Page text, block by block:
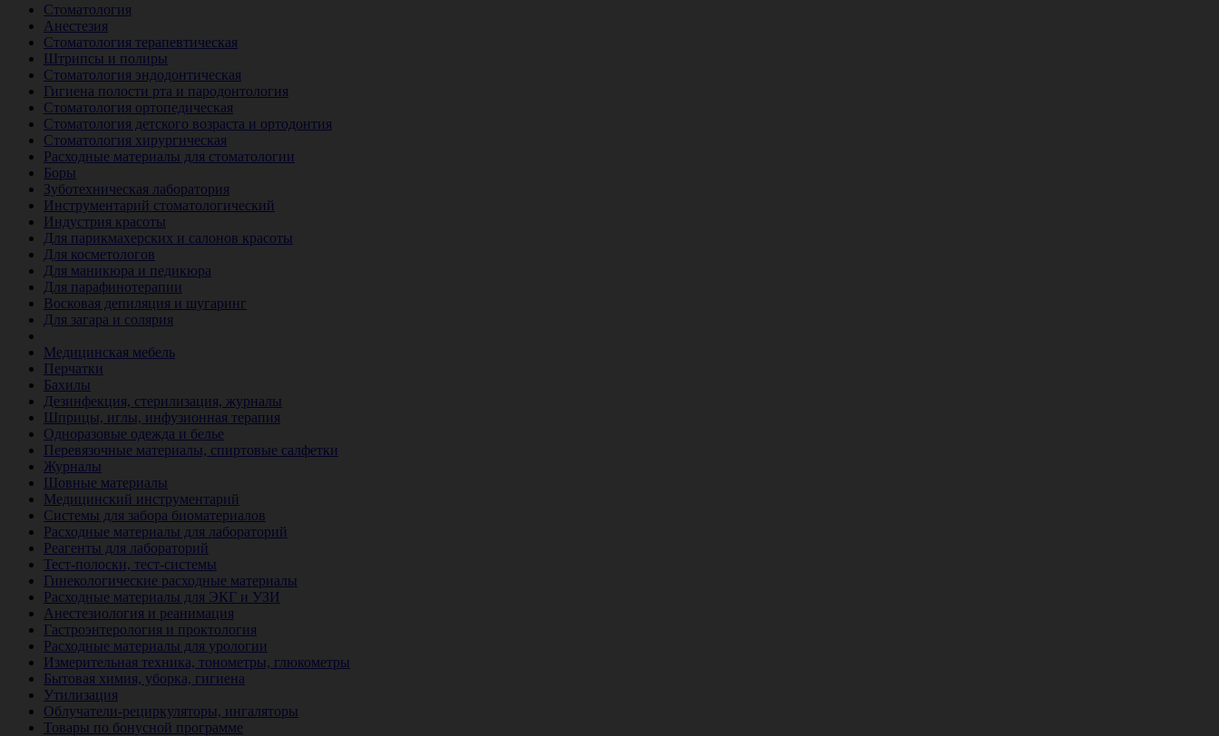
Стоматология
Анестезия
Стоматология терапевтическая
Штрипсы и полиры
Стоматология эндодонтическая
Гигиена полости рта и пародонтология
Стоматология ортопедическая
Стоматология детского возраста и ортодонтия
Стоматология хирургическая
Расходные материалы для стоматологии
Боры
Зуботехническая лаборатория
Инструментарий стоматологический
Индустрия красоты
Для парикмахерских и салонов красоты
Для косметологов
Для маникюра и педикюра
Для парафинотерапии
Восковая депиляция и шугаринг
Для загара и солярия
Медицинская мебель
Перчатки
Бахилы
Дезинфекция, стерилизация, журналы
Шприцы, иглы, инфузионная терапия
Одноразовые одежда и белье
Перевязочные материалы, спиртовые салфетки
Журналы
Шовные материалы
Медицинский инструментарий
Системы для забора биоматериалов
Расходные материалы для лабораторий
Реагенты для лабораторий
Тест-полоски, тест-системы
Гинекологические расходные материалы
Расходные материалы для ЭКГ и УЗИ
Анестезиология и реанимация
Гастроэнтерология и проктология
Расходные материалы для урологии
Измерительная техника, тонометры, глюкометры
Бытовая химия, уборка, гигиена
Утилизация
Облучатели-рециркуляторы, ингаляторы
Товары по бонусной программе